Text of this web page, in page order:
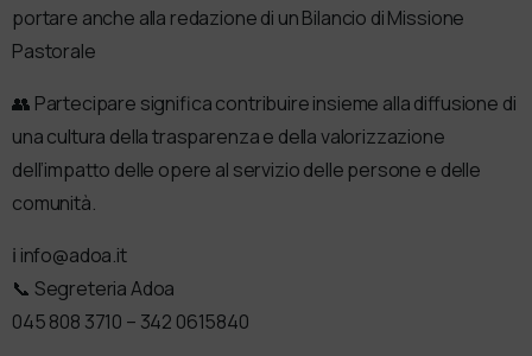
portare anche alla redazione di un Bilancio di Missione
Pastorale
👥️ Partecipare significa contribuire insieme alla diffusione di
una cultura della trasparenza e della valorizzazione
dell’impatto delle opere al servizio delle persone e delle
comunità.
ℹ️ info@adoa.it
📞 Segreteria Adoa
045 808 3710 – 342 0615840